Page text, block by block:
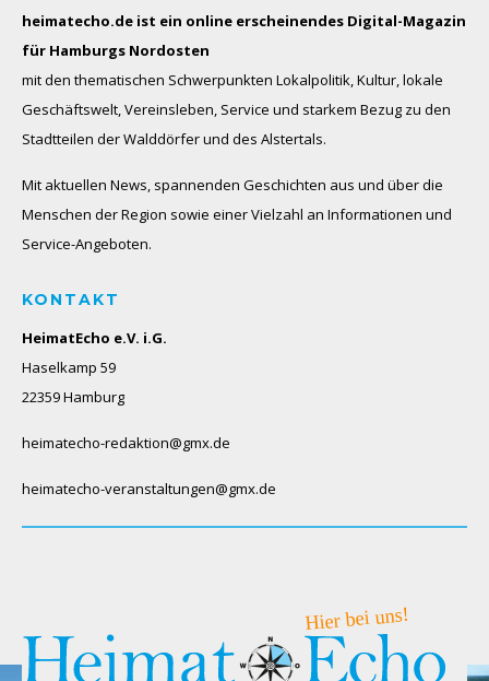
heimatecho.de ist ein online erscheinendes Digital-Magazin
für Hamburgs Nordosten
mit den thematischen Schwerpunkten Lokalpolitik, Kultur, lokale
Geschäftswelt, Vereinsleben, Service und starkem Bezug zu den
Stadtteilen der Walddörfer und des Alstertals.
Mit aktuellen News, spannenden Geschichten aus und über die
Menschen der Region sowie einer Vielzahl an Informationen und
Service-Angeboten.
KONTAKT
HeimatEcho e.V. i.G.
Haselkamp 59
22359 Hamburg
heimatecho-redaktion@gmx.de
heimatecho-veranstaltungen@gmx.de